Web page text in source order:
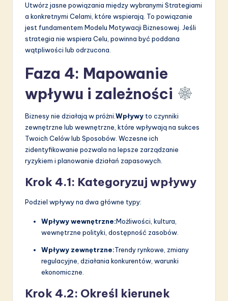
Utwórz jasne powiązania między wybranymi Strategiami
a konkretnymi Celami, które wspierają. To powiązanie
jest fundamentem Modelu Motywacji Biznesowej. Jeśli
strategia nie wspiera Celu, powinna być poddana
wątpliwości lub odrzucona.
Faza 4: Mapowanie
wpływu i zależności
Biznesy nie działają w próżni. Wpływy to czynniki
zewnętrzne lub wewnętrzne, które wpływają na sukces
Twoich Celów lub Sposobów. Wczesne ich
zidentyfikowanie pozwala na lepsze zarządzanie
ryzykiem i planowanie działań zapasowych.
Krok 4.1: Kategoryzuj wpływy
Podziel wpływy na dwa główne typy:
Wpływy wewnętrzne:Możliwości, kultura,
wewnętrzne polityki, dostępność zasobów.
Wpływy zewnętrzne:Trendy rynkowe, zmiany
regulacyjne, działania konkurentów, warunki
ekonomiczne.
Krok 4.2: Określ kierunek